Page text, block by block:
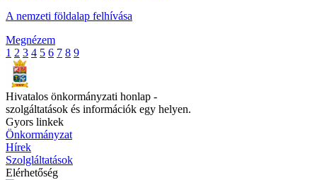
A nemzeti földalap felhívása
Megnézem
1 2 3 4 5 6 7 8 9
Hivatalos önkormányzati honlap -
szolgáltatások és információk egy helyen.
Gyors linkek
Önkormányzat
Hírek
Szolgláltatások
Elérhetőség